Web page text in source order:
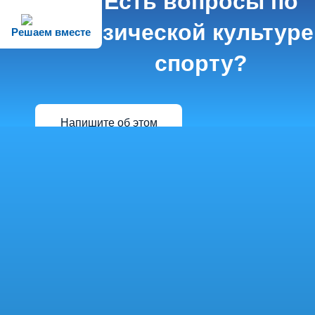
Решаем вместефизической
спорту?
Напишите об этом